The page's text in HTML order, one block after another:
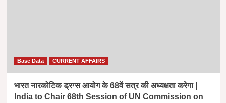
Base Data CURRENT AFFAIRS
भारत नारकोटिक ड्रग्स आयोग के 68वें सत्र की अध्यक्षता करेगा |
India to Chair 68th Session of UN Commission on